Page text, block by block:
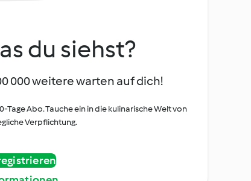
du siehst?
000 weitere warten auf dich!
Abo. Tauche ein in die kulinarische Welt von
Verpflichtung.